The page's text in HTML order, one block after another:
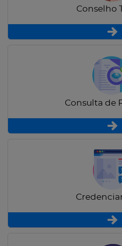
Conselho
Consulta de